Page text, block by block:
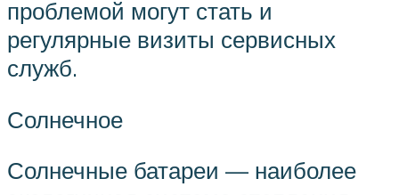
проблемой могут стать и
регулярные визиты сервисных
служб.
Солнечное
Солнечные батареи — наиболее